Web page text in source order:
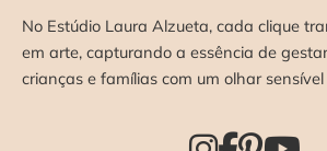
No Estúdio Laura Alzueta, cada clique
em arte, capturando a essência de
crianças e famílias com um olhar